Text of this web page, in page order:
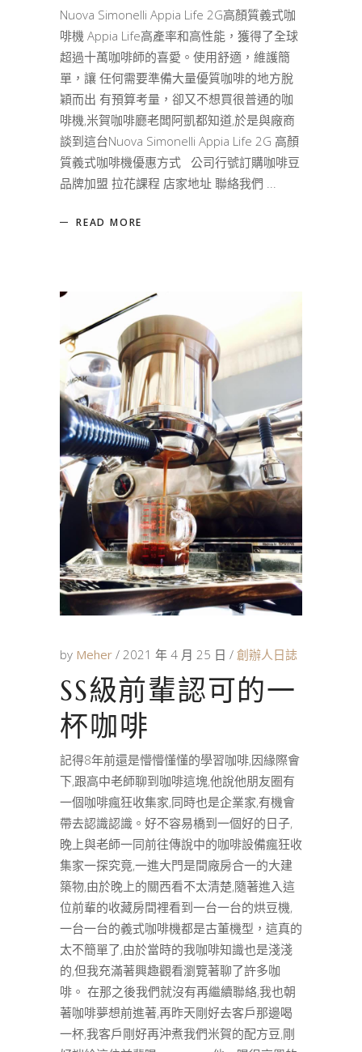
Nuova Simonelli Appia Life 2G高顏質義式咖
啡機 Appia Life高產率和高性能，獲得了全球
超過十萬咖啡師的喜愛。使用舒適，維護簡
單，讓 任何需要準備大量優質咖啡的地方脫
穎而出 有預算考量，卻又不想買很普通的咖
啡機,米賀咖啡廳老闆阿凱都知道,於是與廠商
談到這台Nuova Simonelli Appia Life 2G 高顏
質義式咖啡機優惠方式 公司行號訂購咖啡豆
品牌加盟 拉花課程 店家地址 聯絡我們
READ MORE
by Meher 2021 年 4 月 25 日 創辦人日誌
SS級前輩認可的一
杯咖啡
記得8年前還是懵懵懂懂的學習咖啡,因緣際會
下,跟高中老師聊到咖啡這塊,他說他朋友圈有
一個咖啡瘋狂收集家,同時也是企業家,有機會
帶去認識認識。好不容易橋到一個好的日子,
晚上與老師一同前往傳說中的咖啡設備瘋狂收
集家一探究竟,一進大門是間廠房合一的大建
築物,由於晚上的關西看不太清楚,隨著進入這
位前輩的收藏房間裡看到一台一台的烘豆機,
一台一台的義式咖啡機都是古董機型，這真的
太不簡單了,由於當時的我咖啡知識也是淺淺
的,但我充滿著興趣觀看瀏覽著聊了許多咖
啡。 在那之後我們就沒有再繼續聯絡,我也朝
著咖啡夢想前進著,再昨天剛好去客戶那邊喝
一杯,我客戶剛好再沖煮我們米賀的配方豆,剛